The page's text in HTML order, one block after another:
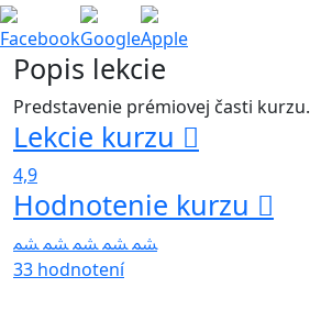
FacebookGoogleApple
Popis lekcie
Predstavenie prémiovej časti kurzu.
Lekcie kurzu
4,9
Hodnotenie kurzu
33 hodnotení